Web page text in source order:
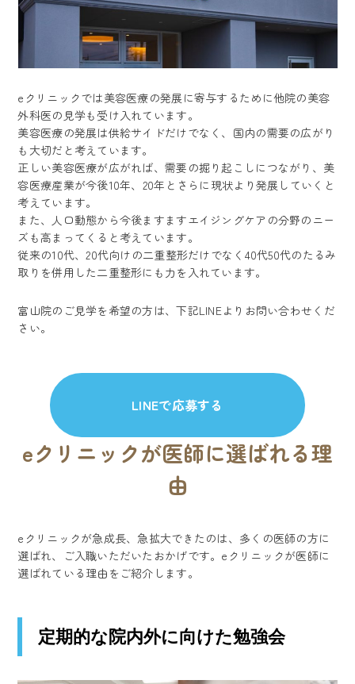
eクリニックでは美容医療の発展に寄与するために他院の美容
外科医の見学も受け入れています。
美容医療の発展は供給サイドだけでなく、国内の需要の広がり
も大切だと考えています。
正しい美容医療が広がれば、需要の掘り起こしにつながり、美
容医療産業が今後10年、20年とさらに現状より発展していくと
考えています。
また、人口動態から今後ますますエイジングケアの分野のニー
ズも高まってくると考えています。
従来の10代、20代向けの二重整形だけでなく40代50代のたるみ
取りを併用した二重整形にも力を入れています。
富山院のご見学を希望の方は、下記LINEよりお問い合わせくだ
さい。
LINEで応募する
eクリニックが医師に選ばれる理
由
eクリニックが急成長、急拡大できたのは、多くの医師の方に
選ばれ、ご入職いただいたおかげです。eクリニックが医師に
選ばれている理由をご紹介します。
定期的な院内外に向けた勉強会